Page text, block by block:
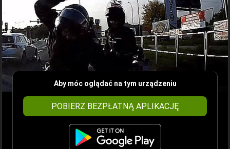
Aby móc oglądać na tym urządzeniu
POBIERZ BEZPŁATNĄ APLIKACJĘ